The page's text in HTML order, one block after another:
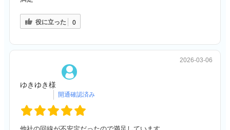
役に立った 0
ゆきゆき様
2026-03-06